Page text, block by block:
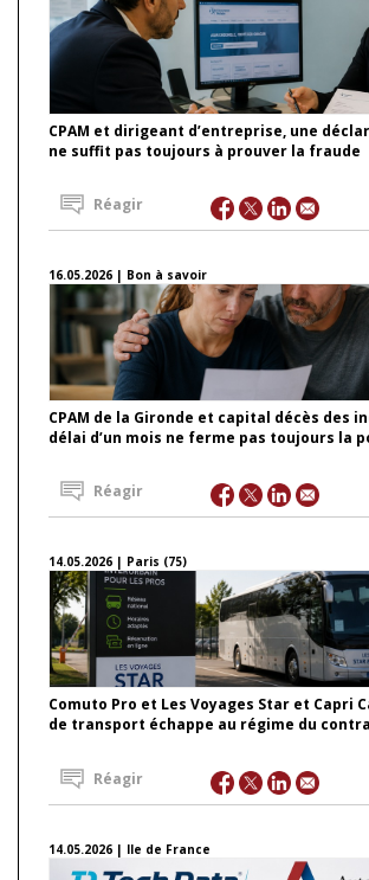
CPAM et dirigeant d’entreprise, une
ne suffit pas toujours à prouver la fraude
Réagir
16.05.2026 | Bon à savoir
CPAM de la Gironde et capital décès des
délai d’un mois ne ferme pas toujours la
Réagir
14.05.2026 | Paris (75)
Comuto Pro et Les Voyages Star et Capri
de transport échappe au régime du
Réagir
14.05.2026 | Ile de France